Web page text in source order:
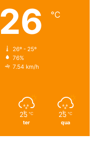
26 ℃
26º - 25º
76%
7.54 km/h
25 ℃
ter
25 ℃
qua